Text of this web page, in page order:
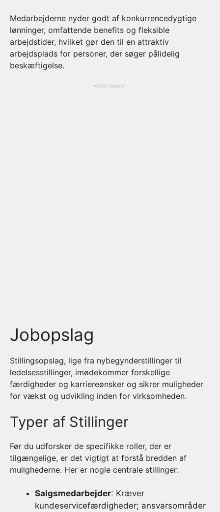
Medarbejderne nyder godt af konkurrencedygtige
lønninger, omfattende benefits og fleksible
arbejdstider, hvilket gør den til en attraktiv
arbejdsplads for personer, der søger pålidelig
beskæftigelse.
ADVERTISEMENT
Jobopslag
Stillingsopslag, lige fra nybegynderstillinger til
ledelsesstillinger, imødekommer forskellige
færdigheder og karriereønsker og sikrer muligheder
for vækst og udvikling inden for virksomheden.
Typer af Stillinger
Før du udforsker de specifikke roller, der er
tilgængelige, er det vigtigt at forstå bredden af
mulighederne. Her er nogle centrale stillinger:
Salgsmedarbejder: Kræver
kundeservicefærdigheder; ansvarsområder